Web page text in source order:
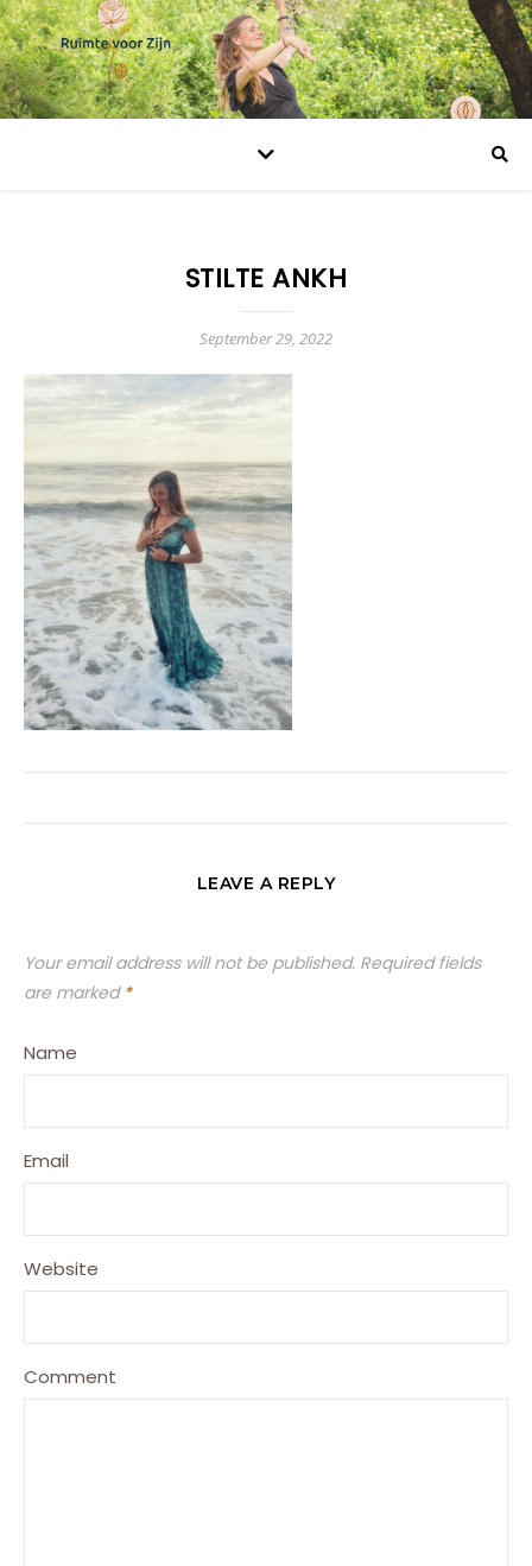
STILTE ANKH
September 29, 2022
LEAVE A REPLY
Your email address will not be published. Required fields
are marked *
Name
Email
Website
Comment